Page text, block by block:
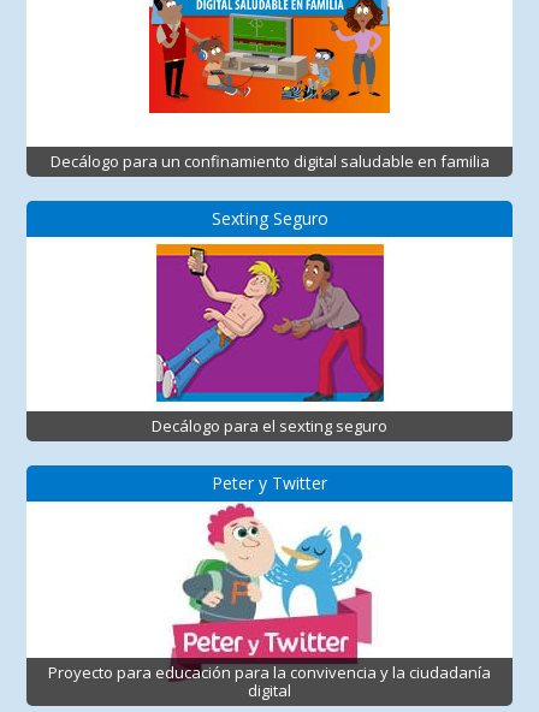
Decálogo para un confinamiento digital saludable en familia
Sexting Seguro
Decálogo para el sexting seguro
Peter y Twitter
Proyecto para educación para la convivencia y la ciudadanía
digital